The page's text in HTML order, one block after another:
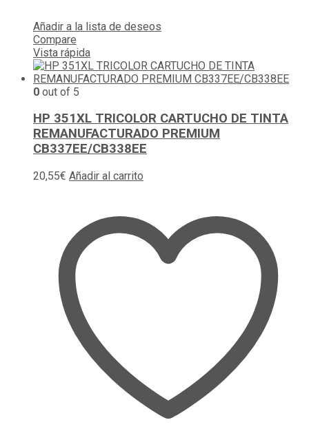
Añadir a la lista de deseos
Compare
Vista rápida
0 out of 5
HP 351XL TRICOLOR CARTUCHO DE TINTA
REMANUFACTURADO PREMIUM
CB337EE/CB338EE
20,55€ Añadir al carrito